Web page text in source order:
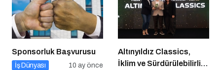
Sponsorluk Başvurusu
İş Dünyası 10 ay önce
Altınyıldız Classics,
İklim ve Sürdürülebilirlik